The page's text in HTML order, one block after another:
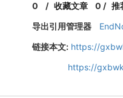
0 /收藏文章 0 / 推
导出引用管理器
链接本文: https://
https://